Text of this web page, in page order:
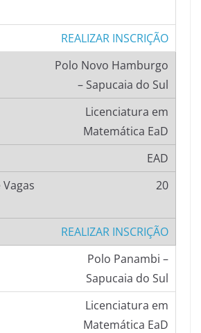
REALIZAR INSCRIÇÃO
Polo Novo Hamburgo
– Sapucaia do Sul
Licenciatura em
Matemática EaD
EAD
20
REALIZAR INSCRIÇÃO
Polo Panambi –
Sapucaia do Sul
Licenciatura em
Matemática EaD